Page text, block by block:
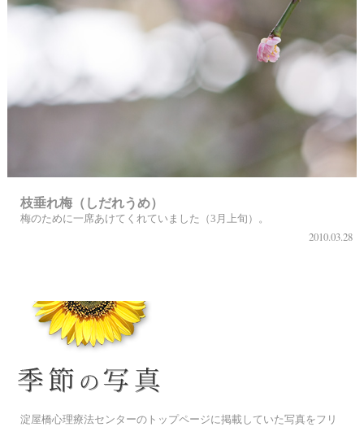
枝垂れ梅（しだれうめ）
梅のために一席あけてくれていました（3月上旬）。
2010.03.28
淀屋橋心理療法センターのトップページに掲載していた写真をフリ